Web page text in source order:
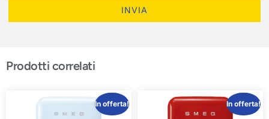
INVIA
Prodotti correlati
In offerta! In offerta!